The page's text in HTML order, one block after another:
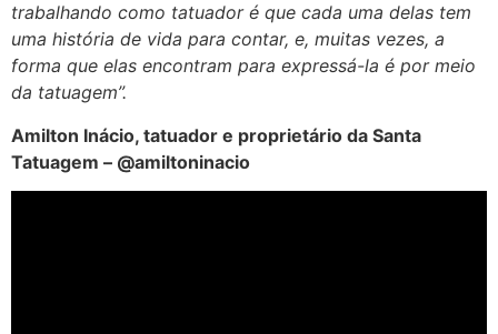
trabalhando como tatuador é que cada uma delas tem
uma história de vida para contar, e, muitas vezes, a
forma que elas encontram para expressá-la é por meio
da tatuagem”.
Amilton Inácio, tatuador e proprietário da Santa
Tatuagem – @amiltoninacio